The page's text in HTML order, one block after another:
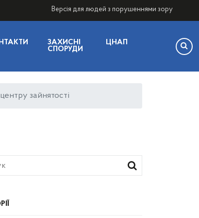
Версія для людей з порушеннями зору
ЗАХИСНІ
СПОРУДИ
ЦНАП
зайнятості